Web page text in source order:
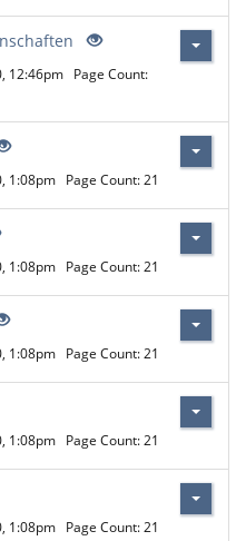
12:46pm Page Count:
1:08pm Page Count: 21
1:08pm Page Count: 21
1:08pm Page Count: 21
1:08pm Page Count: 21
1:08pm Page Count: 21